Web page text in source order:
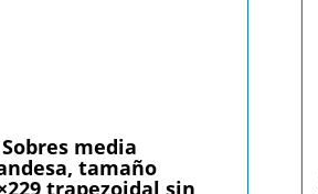
media
tamaño
trapezoidal sin